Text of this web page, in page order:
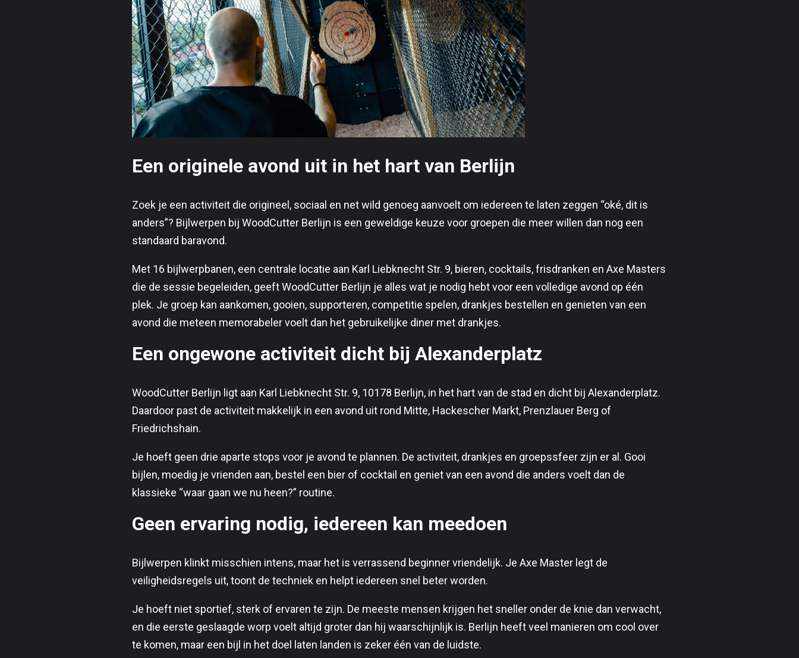
Een originele avond uit in het hart van Berlijn
Zoek je een activiteit die origineel, sociaal en net wild genoeg aanvoelt om iedereen te laten zeggen “oké, dit is
anders”? Bijlwerpen bij WoodCutter Berlijn is een geweldige keuze voor groepen die meer willen dan nog een
standaard baravond.
Met 16 bijlwerpbanen, een centrale locatie aan Karl Liebknecht Str. 9, bieren, cocktails, frisdranken en Axe Masters
die de sessie begeleiden, geeft WoodCutter Berlijn je alles wat je nodig hebt voor een volledige avond op één
plek. Je groep kan aankomen, gooien, supporteren, competitie spelen, drankjes bestellen en genieten van een
avond die meteen memorabeler voelt dan het gebruikelijke diner met drankjes.
Een ongewone activiteit dicht bij Alexanderplatz
WoodCutter Berlijn ligt aan Karl Liebknecht Str. 9, 10178 Berlijn, in het hart van de stad en dicht bij Alexanderplatz.
Daardoor past de activiteit makkelijk in een avond uit rond Mitte, Hackescher Markt, Prenzlauer Berg of
Friedrichshain.
Je hoeft geen drie aparte stops voor je avond te plannen. De activiteit, drankjes en groepssfeer zijn er al. Gooi
bijlen, moedig je vrienden aan, bestel een bier of cocktail en geniet van een avond die anders voelt dan de
klassieke “waar gaan we nu heen?” routine.
Geen ervaring nodig, iedereen kan meedoen
Bijlwerpen klinkt misschien intens, maar het is verrassend beginner vriendelijk. Je Axe Master legt de
veiligheidsregels uit, toont de techniek en helpt iedereen snel beter worden.
Je hoeft niet sportief, sterk of ervaren te zijn. De meeste mensen krijgen het sneller onder de knie dan verwacht,
en die eerste geslaagde worp voelt altijd groter dan hij waarschijnlijk is. Berlijn heeft veel manieren om cool over
te komen, maar een bijl in het doel laten landen is zeker één van de luidste.